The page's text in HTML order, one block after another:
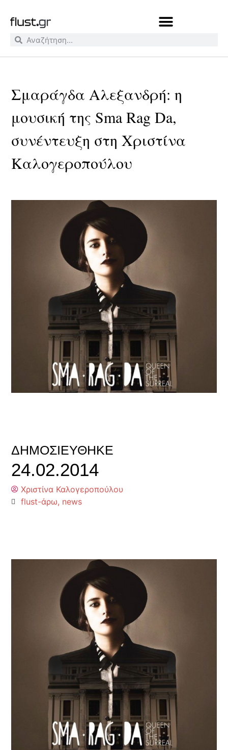
Σμαράγδα Αλεξανδρή: η
μουσική της Sma Rag Da,
συνέντευξη στη Χριστίνα
Καλογεροπούλου
ΔΗΜΟΣΙΕΎΘΗΚΕ
24.02.2014
Χριστίνα Καλογεροπούλου
flust-άρω, news